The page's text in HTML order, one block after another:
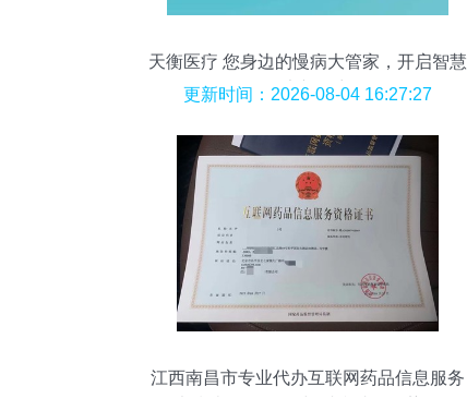
天衡医疗 您身边的慢病大管家，开启智慧
健康新篇章
更新时间：2026-08-04 16:27:27
江西南昌市专业代办互联网药品信息服务